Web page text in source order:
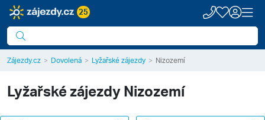
25
Zájezdy.cz Dovolená Lyžařské zájezdy Nizozemí
Lyžařské zájezdyNizozemí